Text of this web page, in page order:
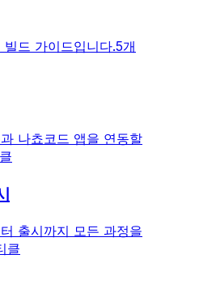
드 가이드입니다.5개
나쵸코드 앱을 연동할
출시까지 모든 과정을
클